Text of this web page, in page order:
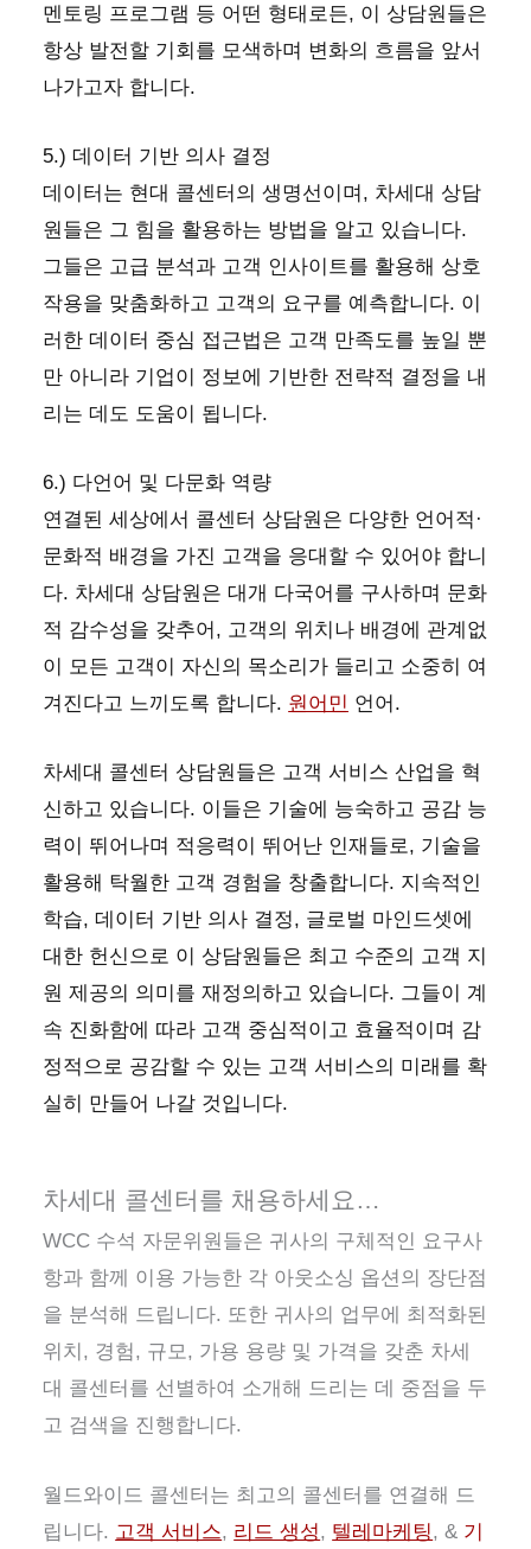
멘토링 프로그램 등 어떤 형태로든, 이 상담원들은
항상 발전할 기회를 모색하며 변화의 흐름을 앞서
나가고자 합니다.
5.) 데이터 기반 의사 결정
데이터는 현대 콜센터의 생명선이며, 차세대 상담
원들은 그 힘을 활용하는 방법을 알고 있습니다.
그들은 고급 분석과 고객 인사이트를 활용해 상호
작용을 맞춤화하고 고객의 요구를 예측합니다. 이
러한 데이터 중심 접근법은 고객 만족도를 높일 뿐
만 아니라 기업이 정보에 기반한 전략적 결정을 내
리는 데도 도움이 됩니다.
6.) 다언어 및 다문화 역량
연결된 세상에서 콜센터 상담원은 다양한 언어적·
문화적 배경을 가진 고객을 응대할 수 있어야 합니
다. 차세대 상담원은 대개 다국어를 구사하며 문화
적 감수성을 갖추어, 고객의 위치나 배경에 관계없
이 모든 고객이 자신의 목소리가 들리고 소중히 여
겨진다고 느끼도록 합니다. 원어민 언어.
차세대 콜센터 상담원들은 고객 서비스 산업을 혁
신하고 있습니다. 이들은 기술에 능숙하고 공감 능
력이 뛰어나며 적응력이 뛰어난 인재들로, 기술을
활용해 탁월한 고객 경험을 창출합니다. 지속적인
학습, 데이터 기반 의사 결정, 글로벌 마인드셋에
대한 헌신으로 이 상담원들은 최고 수준의 고객 지
원 제공의 의미를 재정의하고 있습니다. 그들이 계
속 진화함에 따라 고객 중심적이고 효율적이며 감
정적으로 공감할 수 있는 고객 서비스의 미래를 확
실히 만들어 나갈 것입니다.
차세대 콜센터를 채용하세요…
WCC 수석 자문위원들은 귀사의 구체적인 요구사
항과 함께 이용 가능한 각 아웃소싱 옵션의 장단점
을 분석해 드립니다. 또한 귀사의 업무에 최적화된
위치, 경험, 규모, 가용 용량 및 가격을 갖춘 차세
대 콜센터를 선별하여 소개해 드리는 데 중점을 두
고 검색을 진행합니다.
월드와이드 콜센터는 최고의 콜센터를 연결해 드
립니다. 고객 서비스, 리드 생성, 텔레마케팅, & 기